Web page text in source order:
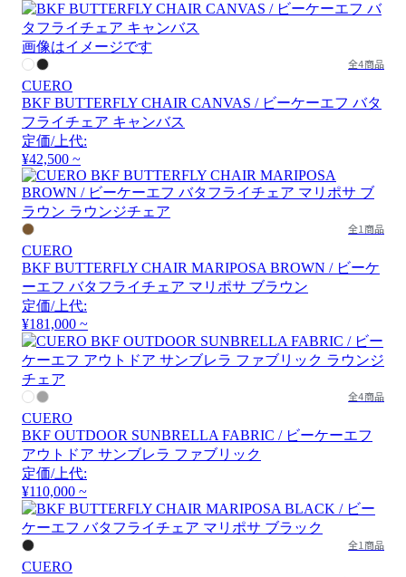
画像はイメージです
全4商品
CUERO
BKF BUTTERFLY CHAIR CANVAS / ビーケーエフ バタ
フライチェア キャンバス
定価/上代:
¥42,500 ~
全1商品
CUERO
BKF BUTTERFLY CHAIR MARIPOSA BROWN / ビーケ
ーエフ バタフライチェア マリポサ ブラウン
定価/上代:
¥181,000 ~
全4商品
CUERO
BKF OUTDOOR SUNBRELLA FABRIC / ビーケーエフ
アウトドア サンブレラ ファブリック
定価/上代:
¥110,000 ~
全1商品
CUERO